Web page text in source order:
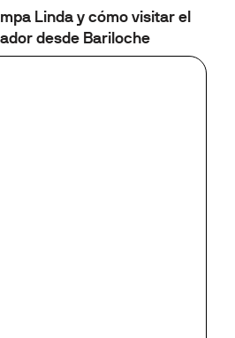
Linda y cómo visitar el
desde Bariloche